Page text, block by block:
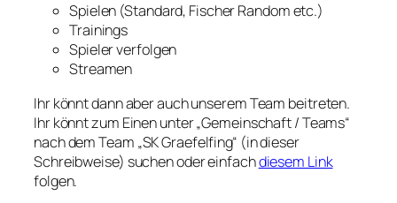
Spielen (Standard, Fischer Random etc.)
Trainings
Spieler verfolgen
Streamen
Ihr könnt dann aber auch unserem Team beitreten.
Ihr könnt zum Einen unter „Gemeinschaft / Teams“
nach dem Team „SK Graefelfing“ (in dieser
Schreibweise) suchen oder einfachdiesem Link
folgen.